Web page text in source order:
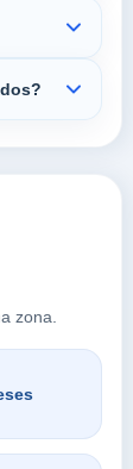
zona.